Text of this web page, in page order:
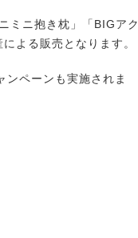
ミニ抱き枕」「BIGアク
よる販売となります。
ペーンも実施されま